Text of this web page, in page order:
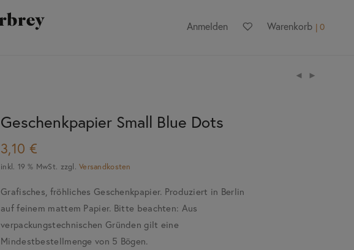
Anmelden Warenkorb 0
Geschenkpapier Small Blue Dots
3,10 €
inkl. 19 % MwSt. zzgl.Versandkosten
Grafisches, fröhliches Geschenkpapier. Produziert in Berlin
auf feinem mattem Papier. Bitte beachten: Aus
verpackungstechnischen Gründen gilt eine
Mindestbestellmenge von 5 Bögen.